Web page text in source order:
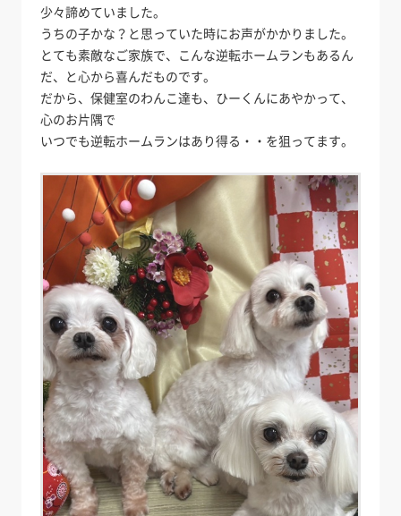
少々諦めていました。
うちの子かな？と思っていた時にお声がかかりました。
とても素敵なご家族で、こんな逆転ホームランもあるん
だ、と心から喜んだものです。
だから、保健室のわんこ達も、ひーくんにあやかって、
心のお片隅で
いつでも逆転ホームランはあり得る・・を狙ってます。